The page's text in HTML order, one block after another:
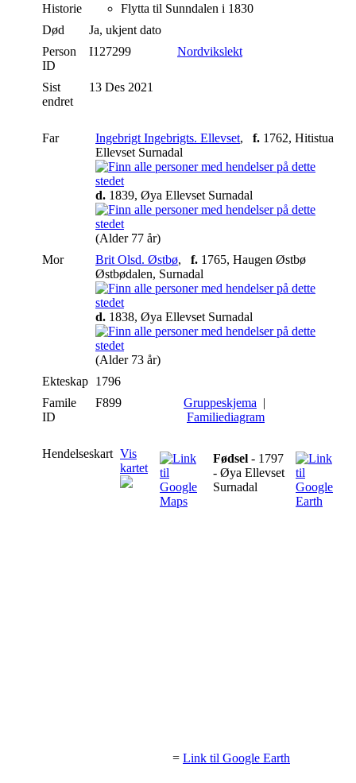
Historie
Flytta til Sunndalen i 1830
Død
Ja, ukjent dato
Person
ID
I127299 Nordvikslekt
Sist
endret
13 Des 2021
Far Ingebrigt Ingebrigts. Ellevset, f. 1762, Hitistua
Ellevset Surnadal
d. 1839, Øya Ellevset Surnadal
(Alder 77 år)
Mor
Brit Olsd. Østbø, f. 1765, Haugen Østbø
Østbødalen, Surnadal
d. 1838, Øya Ellevset Surnadal
(Alder 73 år)
Ekteskap 1796
Famile
ID
F899 Gruppeskjema |
Familiediagram
Hendelseskart Vis
kartet
Fødsel - 1797
- Øya Ellevset
Surnadal
= Link til Google Earth